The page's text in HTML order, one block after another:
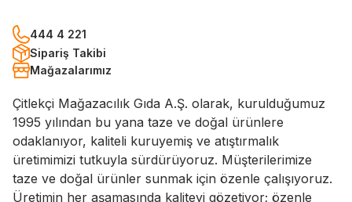
444 4 221
Sipariş Takibi
Mağazalarımız
Çitlekçi Mağazacılık Gıda A.Ş. olarak, kurulduğumuz
1995 yılından bu yana taze ve doğal ürünlere
odaklanıyor, kaliteli kuruyemiş ve atıştırmalık
üretimimizi tutkuyla sürdürüyoruz. Müşterilerimize
taze ve doğal ürünler sunmak için özenle çalışıyoruz.
Üretimin her aşamasında kaliteyi gözetiyor; özenle